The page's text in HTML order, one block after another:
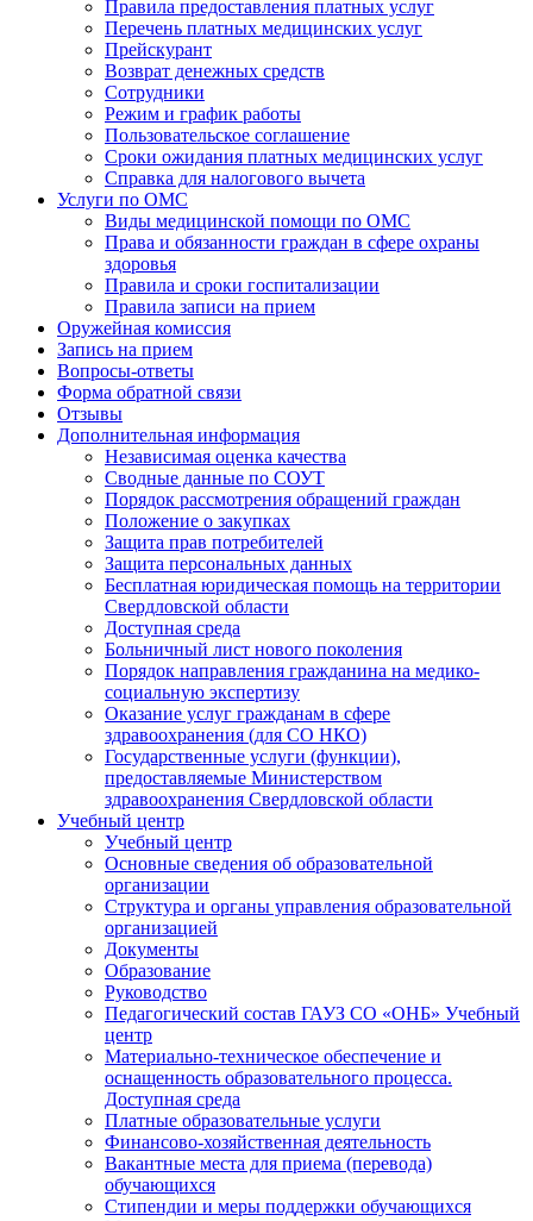
Правила предоставления платных услуг
Перечень платных медицинских услуг
Прейскурант
Возврат денежных средств
Сотрудники
Режим и график работы
Пользовательское соглашение
Сроки ожидания платных медицинских услуг
Справка для налогового вычета
Услуги по ОМС
Виды медицинской помощи по ОМС
Права и обязанности граждан в сфере охраны
здоровья
Правила и сроки госпитализации
Правила записи на прием
Оружейная комиссия
Запись на прием
Вопросы-ответы
Форма обратной связи
Отзывы
Дополнительная информация
Независимая оценка качества
Сводные данные по СОУТ
Порядок рассмотрения обращений граждан
Положение о закупках
Защита прав потребителей
Защита персональных данных
Бесплатная юридическая помощь на территории
Свердловской области
Доступная среда
Больничный лист нового поколения
Порядок направления гражданина на медико-
социальную экспертизу
Оказание услуг гражданам в сфере
здравоохранения (для СО НКО)
Государственные услуги (функции),
предоставляемые Министерством
здравоохранения Свердловской области
Учебный центр
Учебный центр
Основные сведения об образовательной
организации
Структура и органы управления образовательной
организацией
Документы
Образование
Руководство
Педагогический состав ГАУЗ СО «ОНБ» Учебный
центр
Материально-техническое обеспечение и
оснащенность образовательного процесса.
Доступная среда
Платные образовательные услуги
Финансово-хозяйственная деятельность
Вакантные места для приема (перевода)
обучающихся
Стипендии и меры поддержки обучающихся